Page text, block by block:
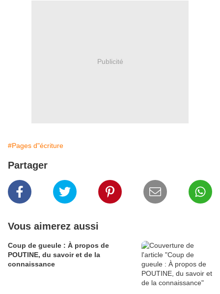
Publicité
#Pages d"écriture
Partager
Vous aimerez aussi
Coup de gueule : À propos de
POUTINE, du savoir et de la
connaissance